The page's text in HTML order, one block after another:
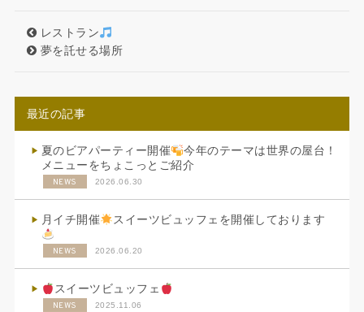
レストラン
夢を託せる場所
最近の記事
夏のビアパーティー開催
今年のテーマは世界の屋台！
メニューをちょこっとご紹介
NEWS 2026.06.30
月イチ開催 スイーツビュッフェを開催しております
NEWS 2026.06.20
スイーツビュッフェ
NEWS 2025.11.06